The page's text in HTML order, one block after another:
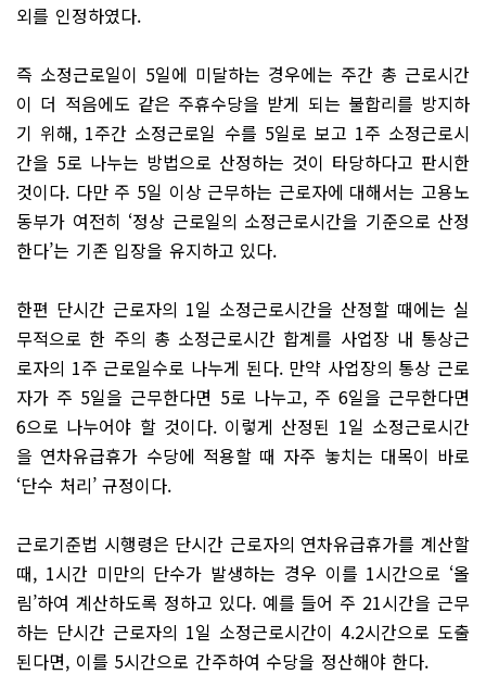
외를 인정하였다.
즉 소정근로일이 5일에 미달하는 경우에는 주간 총 근로시간
이 더 적음에도 같은 주휴수당을 받게 되는 불합리를 방지하
기 위해, 1주간 소정근로일 수를 5일로 보고 1주 소정근로시
간을 5로 나누는 방법으로 산정하는 것이 타당하다고 판시한
것이다. 다만 주 5일 이상 근무하는 근로자에 대해서는 고용노
동부가 여전히 ‘정상 근로일의 소정근로시간을 기준으로 산정
한다’는 기존 입장을 유지하고 있다.
한편 단시간 근로자의 1일 소정근로시간을 산정할 때에는 실
무적으로 한 주의 총 소정근로시간 합계를 사업장 내 통상근
로자의 1주 근로일수로 나누게 된다. 만약 사업장의 통상 근로
자가 주 5일을 근무한다면 5로 나누고, 주 6일을 근무한다면
6으로 나누어야 할 것이다. 이렇게 산정된 1일 소정근로시간
을 연차유급휴가 수당에 적용할 때 자주 놓치는 대목이 바로
‘단수 처리’ 규정이다.
근로기준법 시행령은 단시간 근로자의 연차유급휴가를 계산할
때, 1시간 미만의 단수가 발생하는 경우 이를 1시간으로 ‘올
림’하여 계산하도록 정하고 있다. 예를 들어 주 21시간을 근무
하는 단시간 근로자의 1일 소정근로시간이 4.2시간으로 도출
된다면, 이를 5시간으로 간주하여 수당을 정산해야 한다.